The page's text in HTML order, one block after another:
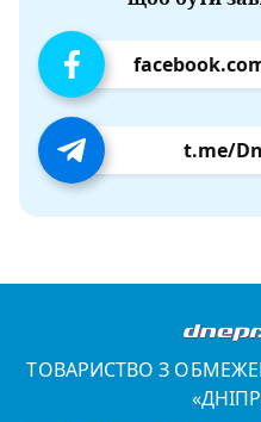
t.me/
ТОВАРИСТВО З